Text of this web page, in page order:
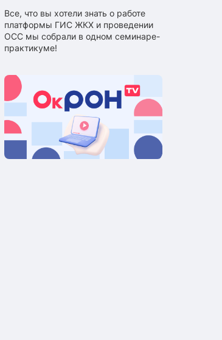
Все, что вы хотели знать о работе
платформы ГИС ЖКХ и проведении
ОСС мы собрали в одном семинаре-
практикуме!